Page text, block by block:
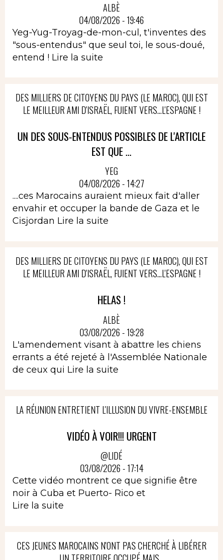
ALBÈ
04/08/2026 - 19:46
Yeg-Yug-Troyag-de-mon-cul, t'inventes des
"sous-entendus" que seul toi, le sous-doué,
entend ! Lire la suite
DES MILLIERS DE CITOYENS DU PAYS (LE MAROC), QUI EST
LE MEILLEUR AMI D'ISRAËL, FUIENT VERS...L'ESPAGNE !
UN DES SOUS-ENTENDUS POSSIBLES DE L'ARTICLE
EST QUE ...
YEG
04/08/2026 - 14:27
....ces Marocains auraient mieux fait d'aller
envahir et occuper la bande de Gaza et le
Cisjordan Lire la suite
DES MILLIERS DE CITOYENS DU PAYS (LE MAROC), QUI EST
LE MEILLEUR AMI D'ISRAËL, FUIENT VERS...L'ESPAGNE !
HELAS !
ALBÈ
03/08/2026 - 19:28
L'amendement visant à abattre les chiens
errants a été rejeté à l'Assemblée Nationale
de ceux qui Lire la suite
LA RÉUNION ENTRETIENT L'ILLUSION DU VIVRE-ENSEMBLE
VIDÉO À VOIR!!! URGENT
@LIDÉ
03/08/2026 - 17:14
Cette vidéo montrent ce que signifie être
noir à Cuba et Puerto- Rico et
Lire la suite
CES JEUNES MAROCAINS N'ONT PAS CHERCHÉ À LIBÉRER